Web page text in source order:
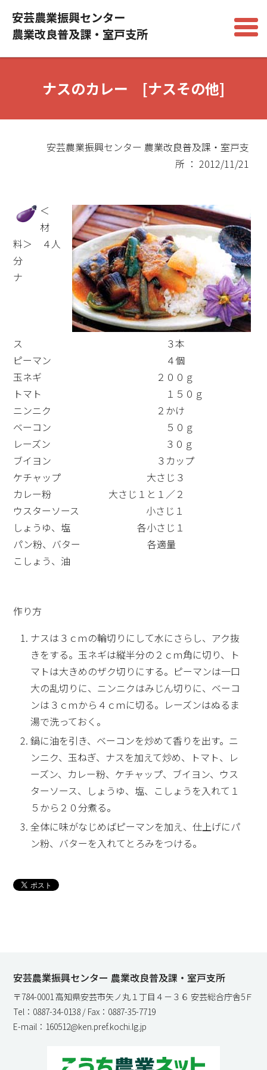
安芸農業振興センター
農業改良普及課・室戸支所
ナスのカレー [ナスその他]
安芸農業振興センター 農業改良普及課・室戸支
所 ： 2012/11/21
＜
材
料＞ ４人
分
ナ
ス ３本
ピーマン ４個
玉ネギ ２００ｇ
トマト １５０ｇ
ニンニク ２かけ
ベーコン ５０ｇ
レーズン ３０ｇ
ブイヨン ３カップ
ケチャップ 大さじ３
カレー粉 大さじ１と１／２
ウスターソース 小さじ１
しょうゆ、塩 各小さじ１
パン粉、バター 各適量
こしょう、油
作り方
ナスは３ｃｍの輪切りにして水にさらし、アク抜
きをする。玉ネギは縦半分の２ｃｍ角に切り、ト
マトは大きめのザク切りにする。ピーマンは一口
大の乱切りに、ニンニクはみじん切りに、ベーコ
ンは３ｃｍから４ｃｍに切る。レーズンはぬるま
湯で洗っておく。
鍋に油を引き、ベーコンを炒めて香りを出す。ニ
ンニク、玉ねぎ、ナスを加えて炒め、トマト、レ
ーズン、カレー粉、ケチャップ、ブイヨン、ウス
ターソース、しょうゆ、塩、こしょうを入れて１
５から２０分煮る。
全体に味がなじめばピーマンを加え、仕上げにパ
ン粉、バターを入れてとろみをつける。
安芸農業振興センター 農業改良普及課・室戸支所
〒784-0001 高知県安芸市矢ノ丸１丁目４－３６ 安芸総合庁舎5Ｆ
Tel：0887-34-0138 / Fax：0887-35-7719
E-mail：160512@ken.pref.kochi.lg.jp